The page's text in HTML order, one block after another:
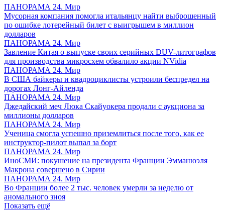
ПАНОРАМА 24. Мир
Мусорная компания помогла итальянцу найти выброшенный
по ошибке лотерейный билет с выигрышем в миллион
долларов
ПАНОРАМА 24. Мир
Завление Китая о выпуске своих серийных DUV-литографов
для производства микросхем обвалило акции NVidia
ПАНОРАМА 24. Мир
В США байкеры и квадроциклисты устроили беспредел на
дорогах Лонг-Айленда
ПАНОРАМА 24. Мир
Джедайский меч Люка Скайуокера продали с аукциона за
миллионы долларов
ПАНОРАМА 24. Мир
Ученица смогла успешно приземлиться после того, как ее
инструктор-пилот выпал за борт
ПАНОРАМА 24. Мир
ИноСМИ: покушение на президента Франции Эмманюэля
Макрона совершено в Сирии
ПАНОРАМА 24. Мир
Во Франции более 2 тыс. человек умерли за неделю от
аномального зноя
Показать ещё